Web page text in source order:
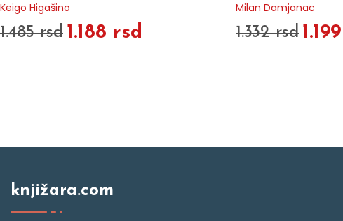
Keigo Higašino
1.485 rsd 1.188 rsd
Milan Damjanac
1.332 rsd
knjižara.com